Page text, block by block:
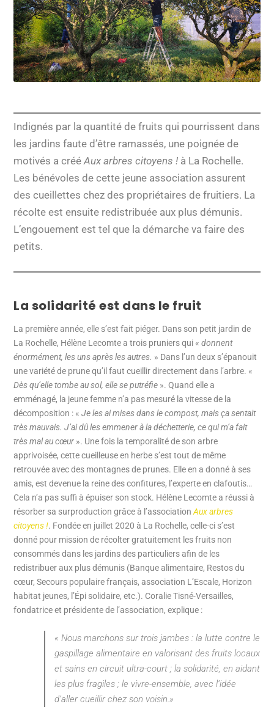
Indignés par la quantité de fruits qui pourrissent dans
les jardins faute d’être ramassés, une poignée de
motivés a crééAux arbres citoyens ! à La Rochelle.
Les bénévoles de cette jeune association assurent
des cueillettes chez des propriétaires de fruitiers. La
récolte est ensuite redistribuée aux plus démunis.
L’engouement est tel que la démarche va faire des
petits.
La solidarité est dans le fruit
La première année, elle s’est fait piéger. Dans son petit jardin de
La Rochelle, Hélène Lecomte a trois pruniers qui «donnent
énormément, les uns après les autres. » Dans l’un deux s’épanouit
une variété de prune qu’il faut cueillir directement dans l’arbre. «
Dès qu’elle tombe au sol, elle se putréfie ». Quand elle a
emménagé, la jeune femme n’a pas mesuré la vitesse de la
décomposition : «Je les ai mises dans le compost, mais ça sentait
très mauvais. J’ai dû les emmener à la déchetterie, ce qui m’a fait
très mal au cœur ». Une fois la temporalité de son arbre
apprivoisée, cette cueilleuse en herbe s’est tout de même
retrouvée avec des montagnes de prunes. Elle en a donné à ses
amis, est devenue la reine des confitures, l’experte en clafoutis…
Cela n’a pas suffi à épuiser son stock. Hélène Lecomte a réussi à
résorber sa surproduction grâce à l’association Aux arbres
citoyens !. Fondée en juillet 2020 à La Rochelle, celle-ci s’est
donné pour mission de récolter gratuitement les fruits non
consommés dans les jardins des particuliers afin de les
redistribuer aux plus démunis (Banque alimentaire, Restos du
cœur, Secours populaire français, association L’Escale, Horizon
habitat jeunes, l’Épi solidaire, etc.). Coralie Tisné-Versailles,
fondatrice et présidente de l’association, explique :
« Nous marchons sur trois jambes : la lutte contre le
gaspillage alimentaire en valorisant des fruits locaux
et sains en circuit ultra-court ; la solidarité, en aidant
les plus fragiles ; le vivre-ensemble, avec l’idée
d’aller cueillir chez son voisin.»